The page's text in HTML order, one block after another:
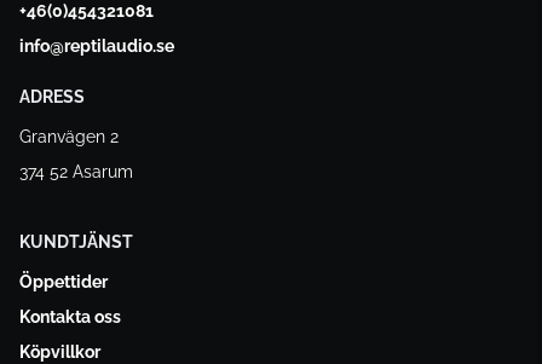
+46(0)454321081
info@reptilaudio.se
ADRESS
Granvägen 2
374 52 Asarum
KUNDTJÄNST
Öppettider
Kontakta oss
Köpvillkor